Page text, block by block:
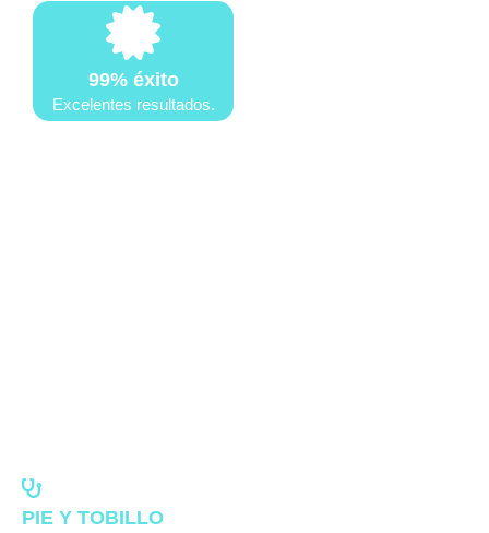
99% éxito
Excelentes resultados.
PIE Y TOBILLO